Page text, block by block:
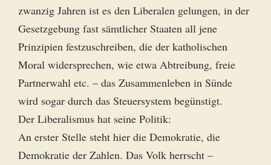
zwanzig Jahren ist es den Liberalen gelungen, in der
Gesetzgebung fast sämtlicher Staaten all jene
Prinzipien festzuschreiben, die der katholischen
Moral widersprechen, wie etwa Abtreibung, freie
Partnerwahl etc. – das Zusammenleben in Sünde
wird sogar durch das Steuersystem begünstigt.
Der Liberalismus hat seine Politik:
An erster Stelle steht hier die Demokratie, die
Demokratie der Zahlen. Das Volk herrscht –